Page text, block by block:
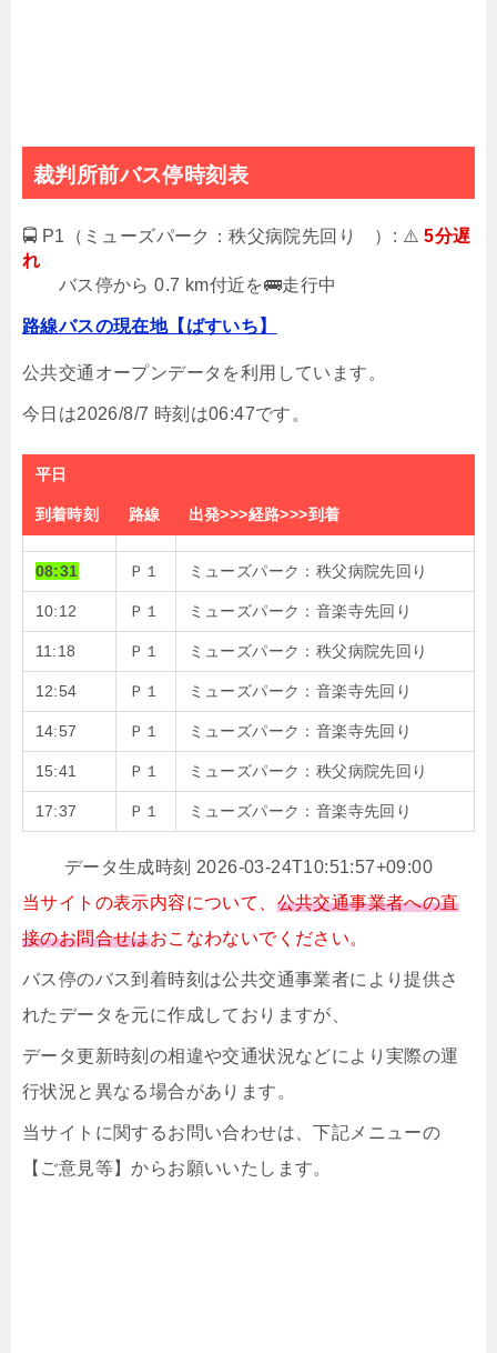
裁判所前バス停時刻表
🚍 P1（ミューズパーク：秩父病院先回り ）: ⚠️5分遅
れ
バス停から 0.7 km付近を🚌走行中
路線バスの現在地【ばすいち】
公共交通オープンデータを利用しています。
今日は2026/8/7 時刻は06:47です。
平日
到着時刻 路線 出発>>>経路>>>到着
08:31 Ｐ１ ミューズパーク：秩父病院先回り
10:12 Ｐ１ ミューズパーク：音楽寺先回り
11:18 Ｐ１ ミューズパーク：秩父病院先回り
12:54 Ｐ１ ミューズパーク：音楽寺先回り
14:57 Ｐ１ ミューズパーク：音楽寺先回り
15:41 Ｐ１ ミューズパーク：秩父病院先回り
17:37 Ｐ１ ミューズパーク：音楽寺先回り
データ生成時刻 2026-03-24T10:51:57+09:00
当サイトの表示内容について、 公共交通事業者への直
接のお問合せはおこなわないでください。
バス停のバス到着時刻は公共交通事業者により提供さ
れたデータを元に作成しておりますが、
データ更新時刻の相違や交通状況などにより実際の運
行状況と異なる場合があります。
当サイトに関するお問い合わせは、下記メニューの
【ご意見等】からお願いいたします。